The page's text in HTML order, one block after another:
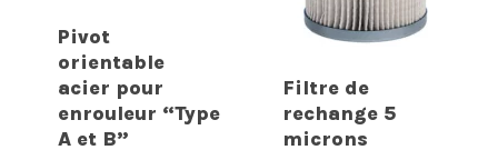
Pivot
orientable
acier pour
enrouleur “Type
A et B”
Filtre de
rechange 5
microns